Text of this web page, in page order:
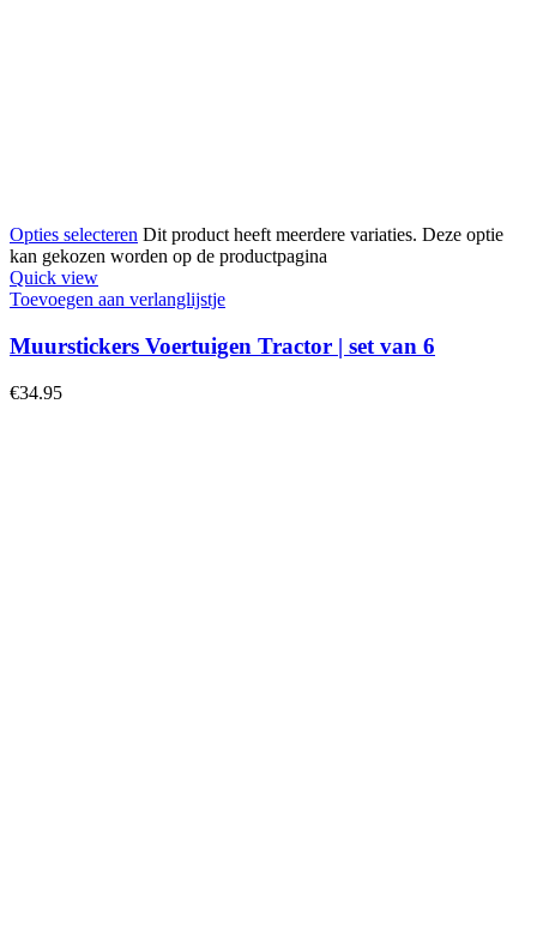
Opties selecteren Dit product heeft meerdere variaties. Deze optie
kan gekozen worden op de productpagina
Quick view
Toevoegen aan verlanglijstje
Muurstickers Voertuigen Tractor | set van 6
€34.95